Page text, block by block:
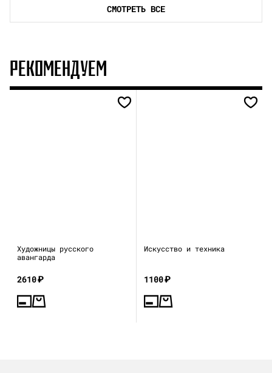
СМОТРЕТЬ ВСЕ
РЕКОМЕНДУЕМ
Художницы русского
авангарда
2610₽
Искусство и техника
1100₽